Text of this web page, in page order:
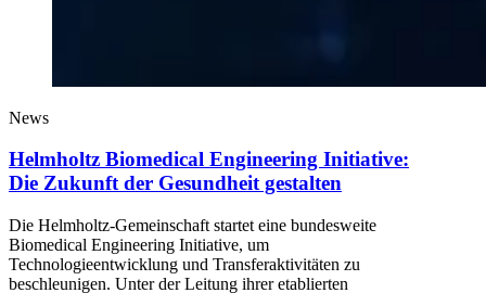
News
Helmholtz Biomedical Engineering Initiative:
Die Zukunft der Gesundheit gestalten
Die Helmholtz-Gemeinschaft startet eine bundesweite
Biomedical Engineering Initiative, um
Technologieentwicklung und Transferaktivitäten zu
beschleunigen. Unter der Leitung ihrer etablierten